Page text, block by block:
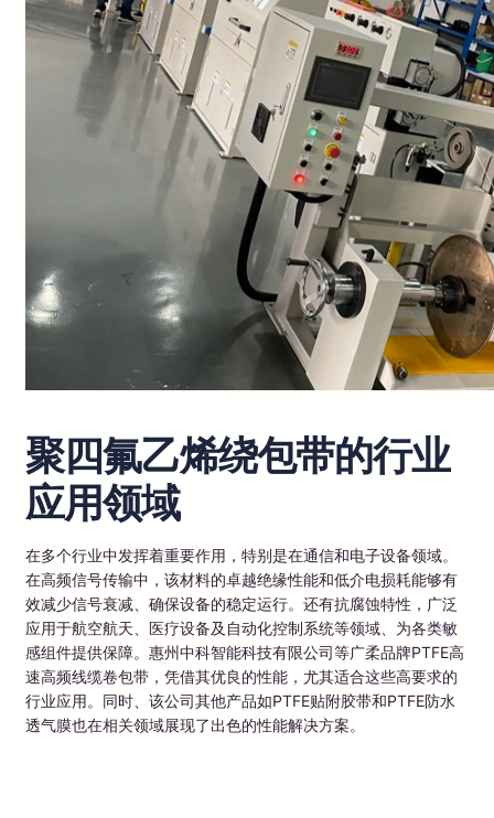
聚四氟乙烯绕包带的行业
应用领域
在多个行业中发挥着重要作用，特别是在通信和电子设备领域。
在高频信号传输中，该材料的卓越绝缘性能和低介电损耗能够有
效减少信号衰减、确保设备的稳定运行。还有抗腐蚀特性，广泛
应用于航空航天、医疗设备及自动化控制系统等领域、为各类敏
感组件提供保障。惠州中科智能科技有限公司等广柔品牌PTFE高
速高频线缆卷包带，凭借其优良的性能，尤其适合这些高要求的
行业应用。同时、该公司其他产品如PTFE贴附胶带和PTFE防水
透气膜也在相关领域展现了出色的性能解决方案。